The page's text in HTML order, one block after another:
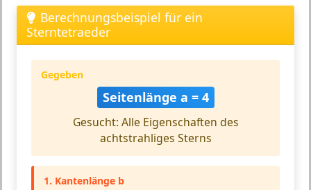
Berechnungsbeispiel für ein
Sterntetraeder
Gegeben
Seitenlänge a = 4
Gesucht: Alle Eigenschaften des
achtstrahliges Sterns
1. Kantenlänge b